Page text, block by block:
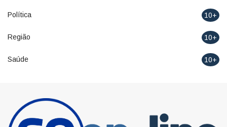
Política 10+
Região 10+
Saúde 10+